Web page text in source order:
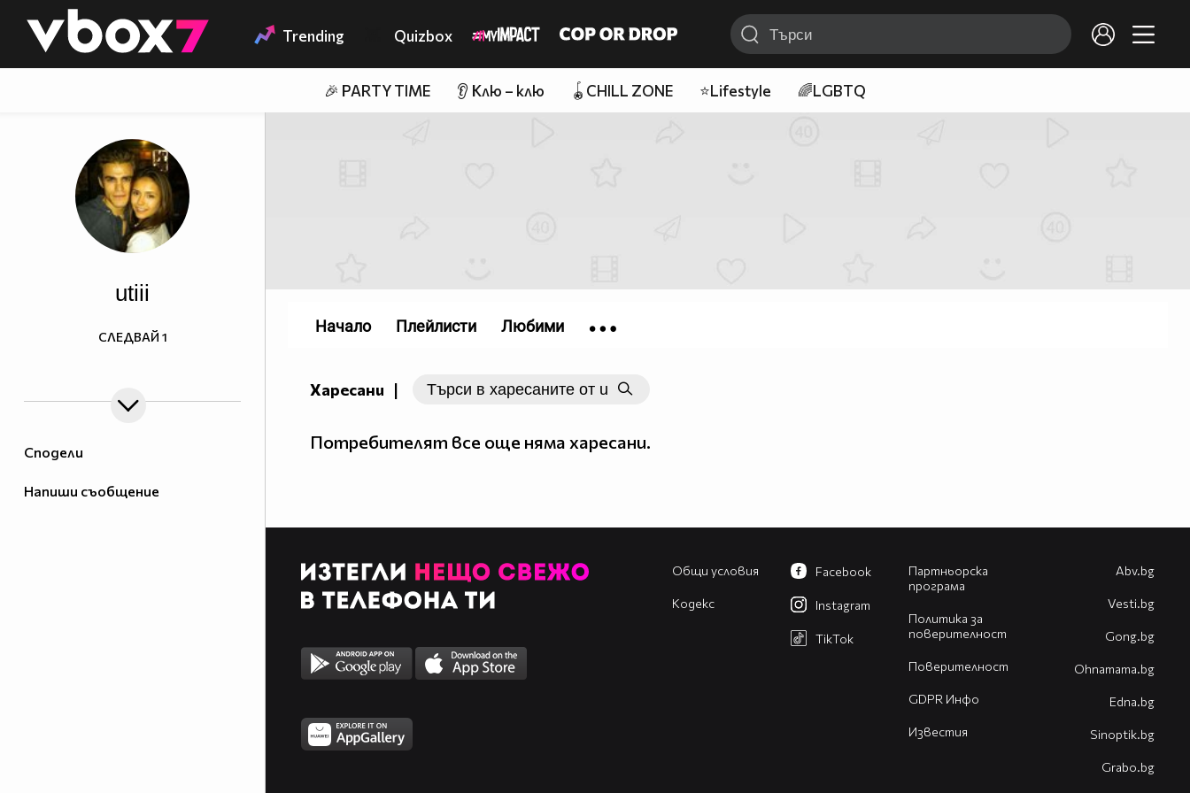
👾 Trending Quizbox
🎉 PARTY TIME 👂 Клю – клю 🪀CHILL ZONE ⭐Lifestyle 🌈LGBTQ
Сподели
Напиши съобщение
utiii
СЛЕДВАЙ 1
Харесани |
Потребителят все още няма харесани.
Начало Плейлисти Любими
Общи условия
Кодекс
Партньорска
програма
Политика за
поверителност
Поверителност
GDPR Инфо
Известия
Facebook
Instagram
TikTok
Abv.bg
Vesti.bg
Gong.bg
Оhnamama.bg
Edna.bg
Sinoptik.bg
Grabo.bg